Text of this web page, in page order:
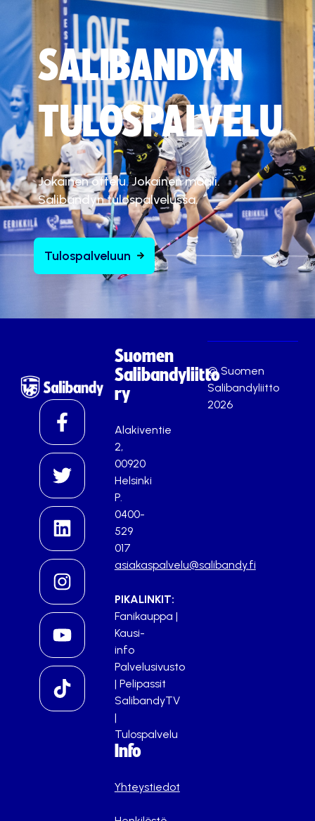
SALIBANDYN
TULOSPALVELU
Jokainen ottelu. Jokainen maali.
Salibandyn tulospalvelussa.
Tulospalveluun
Suomen
Salibandyliitto
ry
Alakiventie
2,
00920
Helsinki
P.
0400-
529
017
asiakaspalvelu@salibandy.fi
PIKALINKIT:
Fanikauppa |
Kausi-
info
Palvelusivusto
| Pelipassit
SalibandyTV
|
Tulospalvelu
Info
Yhteystiedot
© Suomen
Salibandyliitto
2026